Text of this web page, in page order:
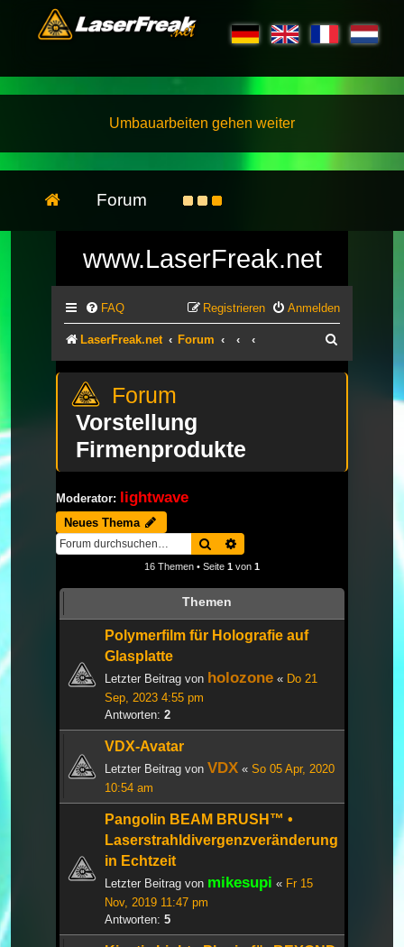
Umbauarbeiten gehen weiter
Forum
www.LaserFreak.net
FAQ Anmelden
Registrieren
LaserFreak.net Forum
Vorstellung
Firmenprodukte
Moderator: lightwave
Neues Thema
Suche
16 Themen • Seite 1 von 1
Themen
Polymerfilm für Holografie auf
Glasplatte
Letzter Beitrag von holozone « Do 21
Sep, 2023 4:55 pm
Antworten: 2
VDX-Avatar
Letzter Beitrag von VDX « So 05 Apr, 2020
10:54 am
Pangolin BEAM BRUSH™ •
Laserstrahldivergenzveränderung
in Echtzeit
Letzter Beitrag von mikesupi « Fr 15
Nov, 2019 11:47 pm
Antworten: 5